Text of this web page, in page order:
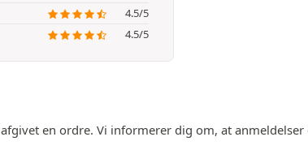
4.5/5
4.5/5
en ordre. Vi informerer dig om, at